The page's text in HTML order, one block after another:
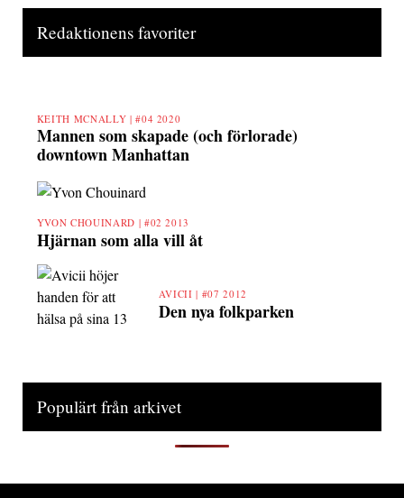
Redaktionens favoriter
KEITH MCNALLY |#04 2020
Mannen som skapade (och förlorade)
downtown Manhattan
YVON CHOUINARD | #02 2013
Hjärnan som alla vill åt
AVICII | #07 2012
Den nya folkparken
Populärt från arkivet